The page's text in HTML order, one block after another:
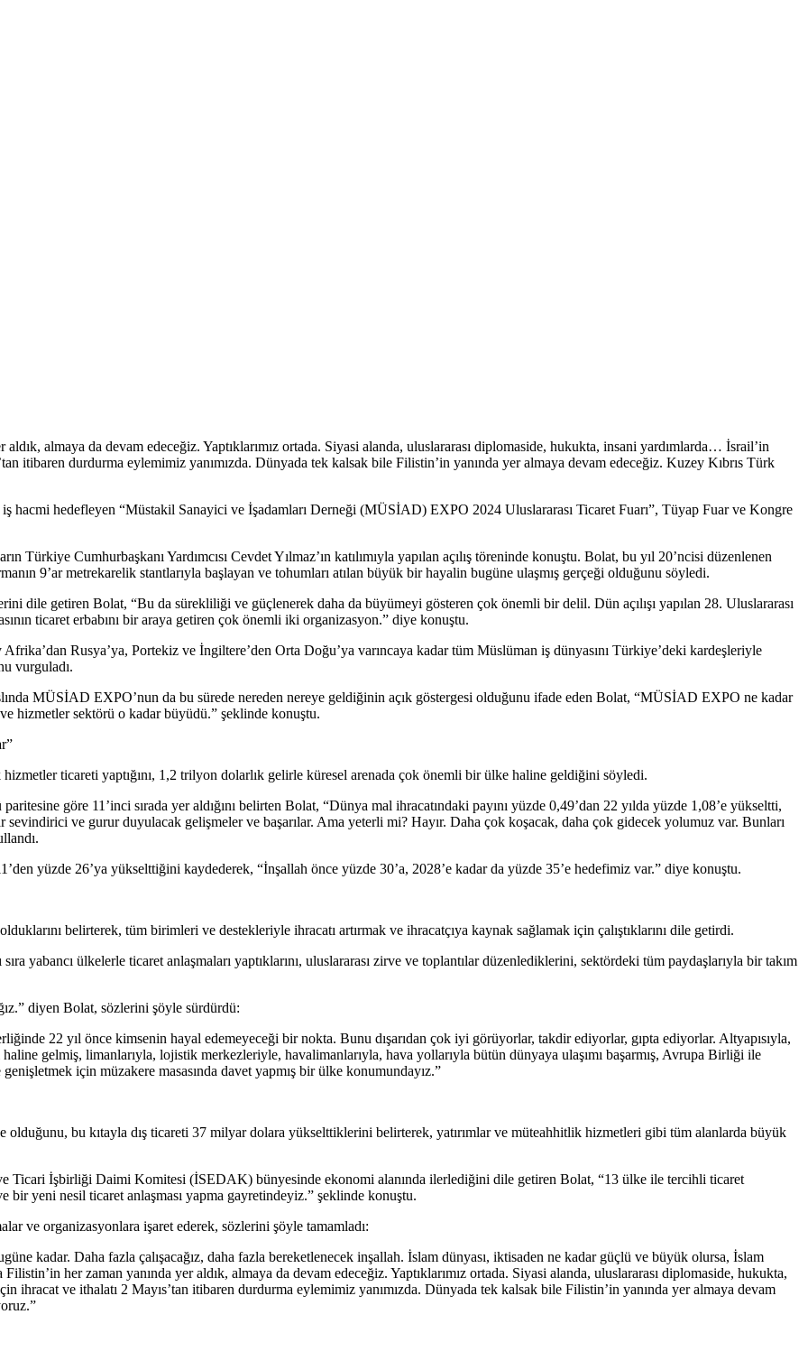
almaya da devam edeceğiz. Yaptıklarımız ortada. Siyasi alanda, uluslararası diplomaside, hukukta, insani yardımlarda… İsrail’in
itibaren durdurma eylemimiz yanımızda. Dünyada tek kalsak bile Filistin’in yanında yer almaya devam edeceğiz. Kuzey Kıbrıs Türk
hacmi hedefleyen “Müstakil Sanayici ve İşadamları Derneği (MÜSİAD) EXPO 2024 Uluslararası Ticaret Fuarı”, Tüyap Fuar ve Kongre
Cumhurbaşkanı Yardımcısı Cevdet Yılmaz’ın katılımıyla yapılan açılış töreninde konuştu. Bolat, bu yıl 20’ncisi düzenlenen
9’ar metrekarelik stantlarıyla başlayan ve tohumları atılan büyük bir hayalin bugüne ulaşmış gerçeği olduğunu söyledi.
dile getiren Bolat, “Bu da sürekliliği ve güçlenerek daha da büyümeyi gösteren çok önemli bir delil. Dün açılışı yapılan 28. Uluslararası
ticaret erbabını bir araya getiren çok önemli iki organizasyon.” diye konuştu.
Rusya’ya, Portekiz ve İngiltere’den Orta Doğu’ya varıncaya kadar tüm Müslüman iş dünyasını Türkiye’deki kardeşleriyle
vurguladı.
MÜSİAD EXPO’nun da bu sürede nereden nereye geldiğinin açık göstergesi olduğunu ifade eden Bolat, “MÜSİAD EXPO ne kadar
hizmetler sektörü o kadar büyüdü.” şeklinde konuştu.
ticareti yaptığını, 1,2 trilyon dolarlık gelirle küresel arenada çok önemli bir ülke haline geldiğini söyledi.
göre 11’inci sırada yer aldığını belirten Bolat, “Dünya mal ihracatındaki payını yüzde 0,49’dan 22 yılda yüzde 1,08’e yükseltti,
ve gurur duyulacak gelişmeler ve başarılar. Ama yeterli mi? Hayır. Daha çok koşacak, daha çok gidecek yolumuz var. Bunları
yüzde 26’ya yükselttiğini kaydederek, “İnşallah önce yüzde 30’a, 2028’e kadar da yüzde 35’e hedefimiz var.” diye konuştu.
belirterek, tüm birimleri ve destekleriyle ihracatı artırmak ve ihracatçıya kaynak sağlamak için çalıştıklarını dile getirdi.
yabancı ülkelerle ticaret anlaşmaları yaptıklarını, uluslararası zirve ve toplantılar düzenlediklerini, sektördeki tüm paydaşlarıyla bir takım
diyen Bolat, sözlerini şöyle sürdürdü:
22 yıl önce kimsenin hayal edemeyeceği bir nokta. Bunu dışarıdan çok iyi görüyorlar, takdir ediyorlar, gıpta ediyorlar. Altyapısıyla,
gelmiş, limanlarıyla, lojistik merkezleriyle, havalimanlarıyla, hava yollarıyla bütün dünyaya ulaşımı başarmış, Avrupa Birliği ile
için müzakere masasında davet yapmış bir ülke konumundayız.”
bu kıtayla dış ticareti 37 milyar dolara yükselttiklerini belirterek, yatırımlar ve müteahhitlik hizmetleri gibi tüm alanlarda büyük
Ticari İşbirliği Daimi Komitesi (İSEDAK) bünyesinde ekonomi alanında ilerlediğini dile getiren Bolat, “13 ülke ile tercihli ticaret
yeni nesil ticaret anlaşması yapma gayretindeyiz.” şeklinde konuştu.
ve organizasyonlara işaret ederek, sözlerini şöyle tamamladı:
kadar. Daha fazla çalışacağız, daha fazla bereketlenecek inşallah. İslam dünyası, iktisaden ne kadar güçlü ve büyük olursa, İslam
her zaman yanında yer aldık, almaya da devam edeceğiz. Yaptıklarımız ortada. Siyasi alanda, uluslararası diplomaside, hukukta,
ihracat ve ithalatı 2 Mayıs’tan itibaren durdurma eylemimiz yanımızda. Dünyada tek kalsak bile Filistin’in yanında yer almaya devam